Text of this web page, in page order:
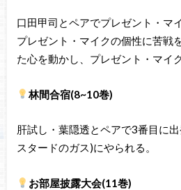
口田甲司とペアでプレゼント・マ
プレゼント・マイクの個性に苦戦
た心を動かし、プレゼント・マイ
林間合宿(8~10巻)
肝試し・葉隠透とペアで3番目に
スタードのガス)にやられる。
お部屋披露大会(11巻)